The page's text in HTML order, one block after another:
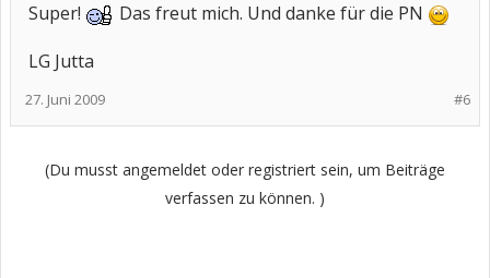
Super!
Das freut mich. Und danke für die PN
LG Jutta
#6
27. Juni 2009
(Du musst angemeldet oder registriert sein, um Beiträge
verfassen zu können. )